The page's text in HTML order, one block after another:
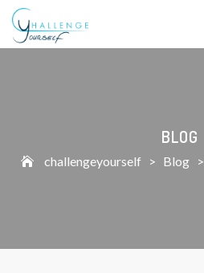
BLOG
challengeyourself > Blog >